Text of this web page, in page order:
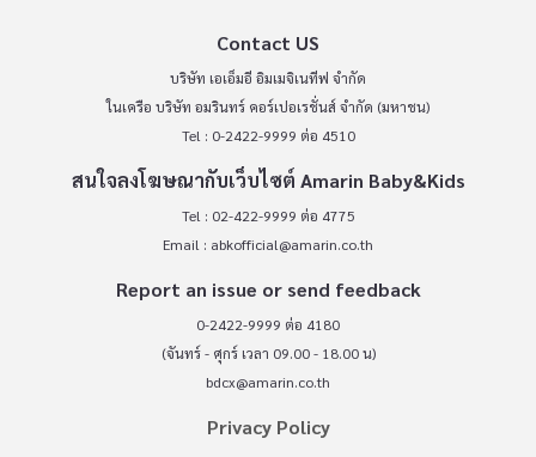
Contact US
บริษัท เอเอ็มอี อิมเมจิเนทีฟ จำกัด
ในเครือ บริษัท อมรินทร์ คอร์เปอเรชั่นส์ จำกัด (มหาชน)
Tel : 0-2422-9999 ต่อ 4510
สนใจลงโฆษณากับเว็บไซต์ Amarin Baby&Kids
Tel : 02-422-9999 ต่อ 4775
Email : abkofficial@amarin.co.th
Report an issue or send feedback
0-2422-9999 ต่อ 4180
(จันทร์ - ศุกร์ เวลา 09.00 - 18.00 น)
bdcx@amarin.co.th
Privacy Policy